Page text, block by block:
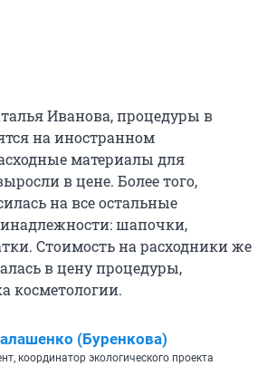
Иванова, процедуры в
на иностранном
материалы для
в цене. Более того,
на все остальные
шапочки,
Стоимость на расходники же
в цену процедуры,
косметологии.
(Буренкова)
координатор экологического проекта